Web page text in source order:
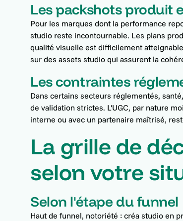
Les packshots produit
Pour les marques dont la performance
studio reste incontournable. Les plans
qualité visuelle est difficilement
sur des assets studio qui assurent la
Les contraintes
Dans certains secteurs réglementés,
de validation strictes. L'UGC, par nature
interne ou avec un partenaire maîtrisé,
La grille de
selon votre
Selon l'étape du funnel
Haut de funnel, notoriété : créa studio en